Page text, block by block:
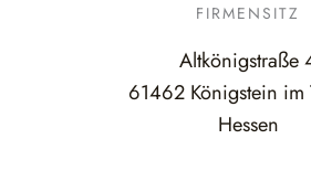
FIRMENSITZ
Altkönigstraße
61462 Königstein im
Hessen